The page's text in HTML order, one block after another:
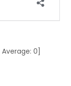
Average: 0